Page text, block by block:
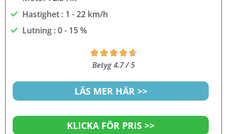
Hastighet : 1 - 22 km/h
Lutning : 0 - 15 %

5
Betyg 4.7 / 5
LÄS MER HÄR >>
KLICKA FÖR PRIS >>